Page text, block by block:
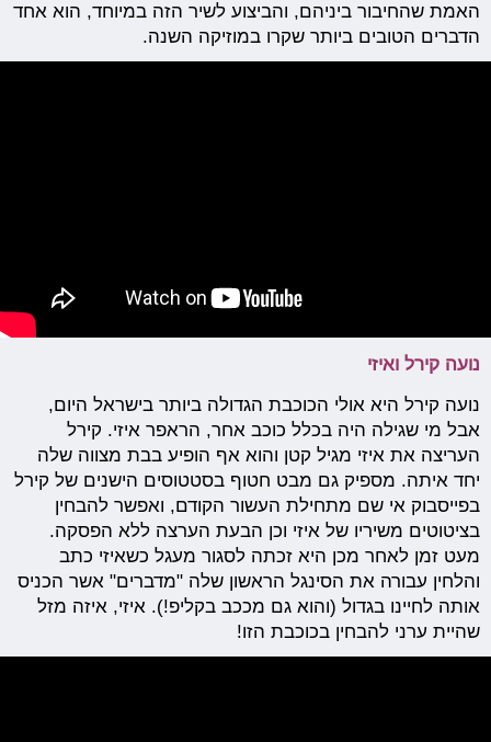
האמת שהחיבור ביניהם, והביצוע לשיר הזה במיוחד, הוא אחד
הדברים הטובים ביותר שקרו במוזיקה השנה.
נועה קירל ואיזי
נועה קירל היא אולי הכוכבת הגדולה ביותר בישראל היום,
אבל מי שגילה היה בכלל כוכב אחר, הראפר איזי. קירל
העריצה את איזי מגיל קטן והוא אף הופיע בבת מצווה שלה
יחד איתה. מספיק גם מבט חטוף בסטטוסים הישנים של קירל
בפייסבוק אי שם מתחילת העשור הקודם, ואפשר להבחין
בציטוטים משיריו של איזי וכן הבעת הערצה ללא הפסקה.
מעט זמן לאחר מכן היא זכתה לסגור מעגל כשאיזי כתב
והלחין עבורה את הסינגל הראשון שלה "מדברים" אשר הכניס
אותה לחיינו בגדול (והוא גם מככב בקליפ!). איזי, איזה מזל
שהיית ערני להבחין בכוכבת הזו!